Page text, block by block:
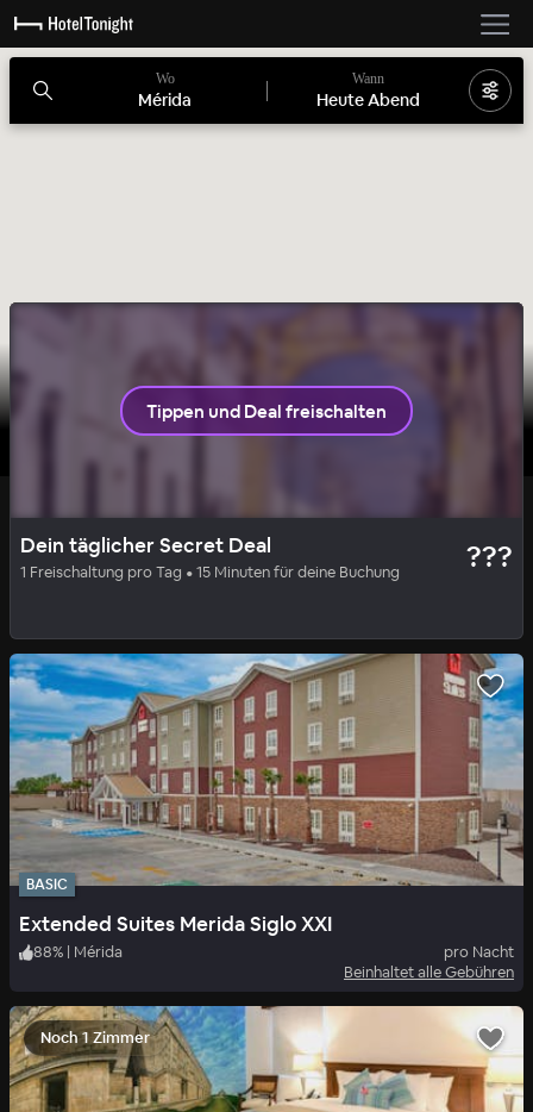
Wo
Mérida
Wann
Heute Abend
Hotel Sureño Yucatán
Tippen und Deal freischalten
Dein täglicher Secret Deal
1 Freischaltung pro Tag • 15 Minuten für deine Buchung ???
BASIC
Extended Suites Merida Siglo XXI
88% | Mérida
pro Nacht
Beinhaltet alle Gebühren
Noch 1 Zimmer